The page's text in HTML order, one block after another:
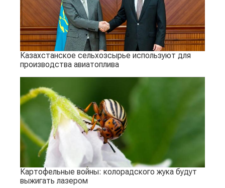
Казахстанское сельхозсырье используют для
производства авиатоплива
Картофельные войны: колорадского жука будут
выжигать лазером